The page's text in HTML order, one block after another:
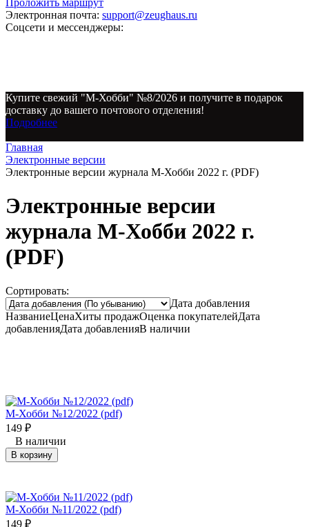
Проложить маршрут
Электронная почта: support@zeughaus.ru
Соцсети и мессенджеры:
Купите свежий "М-Хобби" №8/2026 и получите в подарок
доставку до вашего почтового отделения!
Подробнее
Главная
Электронные версии
Электронные версии журнала М-Хобби 2022 г. (PDF)
Электронные версии
журнала М-Хобби 2022 г.
(PDF)
Сортировать:
Дата добавления
НазваниеЦенаХиты продажОценка покупателейДата
добавленияДата добавленияВ наличии
М-Хобби №12/2022 (pdf)
149 ₽
В наличии
В корзину
М-Хобби №11/2022 (pdf)
149 ₽